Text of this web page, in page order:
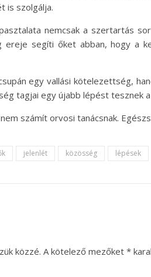
is szolgálja.
nemcsak a szertartás
ereje segíti őket abban, hogy a
egy vallási kötelezettség,
tagjai egy újabb lépést tesznek
számít orvosi tanácsnak.
jelenlét közösség lépések
közzé. A kötelező mezőket *